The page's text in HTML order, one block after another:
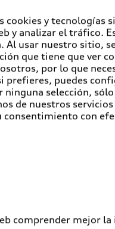
cookies y
y analizar el tráfico.
usar nuestro sitio,
que tiene que ver
por lo que
prefieres, puedes
selección,
de nuestros
con
comprender mejor